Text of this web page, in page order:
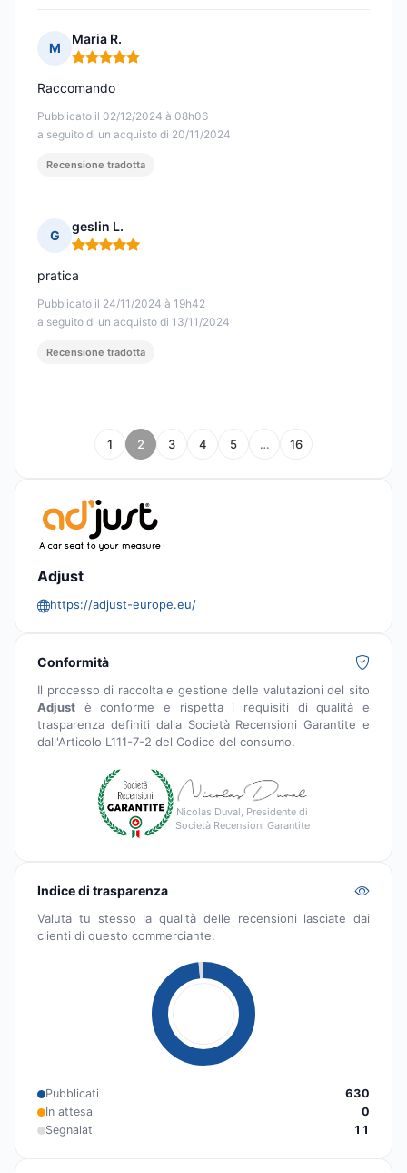
M
Maria R.
Nota: 5 su 5
Pubblicato il 02/12/2024 à 08h06
a seguito di un acquisto di 20/11/2024
Raccomando
Recensione tradotta
G
geslin L.
Nota: 5 su 5
Pubblicato il 24/11/2024 à 19h42
a seguito di un acquisto di 13/11/2024
pratica
Recensione tradotta
1 2 3 4 5 … 16
Adjust
https://adjust-europe.eu/
Conformità
Il processo di raccolta e gestione delle valutazioni del sito
Adjust è conforme e rispetta i requisiti di qualità e
trasparenza definiti dalla Società Recensioni Garantite e
dall'Articolo L111-7-2 del Codice del consumo.
Nicolas Duval, Presidente di
Società Recensioni Garantite
Indice di trasparenza
Valuta tu stesso la qualità delle recensioni lasciate dai
clienti di questo commerciante.
Pubblicati
630
In attesa
0
Segnalati
11